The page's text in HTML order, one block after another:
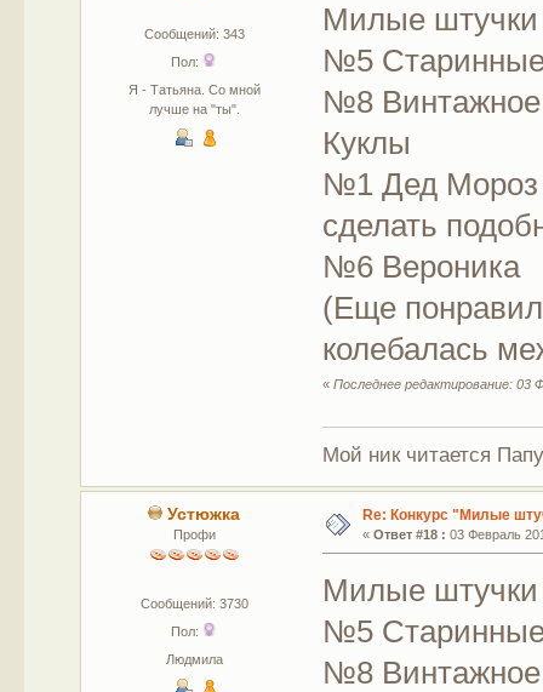
Сообщений: 343
Пол:
Я - Татьяна. Со мной
лучше на "ты".
Милые штучки
№5
№8
Куклы
№1 Дед Мороз
сделать
№6 Вероника
(Еще
колебалась
«Последнее редактирование: 03
Мой ник читается
Устюжка
Профи
Сообщений: 3730
Пол:
Людмила
Re: Конкурс "Милые
« Ответ #18 : 03 Февраль
Милые штучки
№5
№8